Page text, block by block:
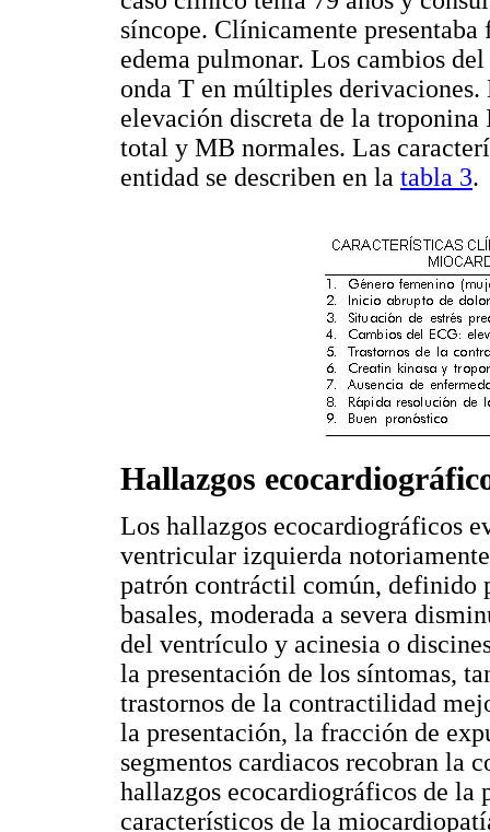
síncope. Clínicamente
edema pulmonar. Los cambios
onda T en múltiples derivaciones.
elevación discreta de la
total y MB normales. Las
entidad se describen en la tabla 3.
Hallazgos
Los hallazgos ecocardiográficos
ventricular izquierda
patrón contráctil común, definido
basales, moderada a severa
del ventrículo y acinesia o
la presentación de los síntomas,
trastornos de la contractilidad
la presentación, la fracción de
segmentos cardiacos recobran la
hallazgos ecocardiográficos de la
característicos de la